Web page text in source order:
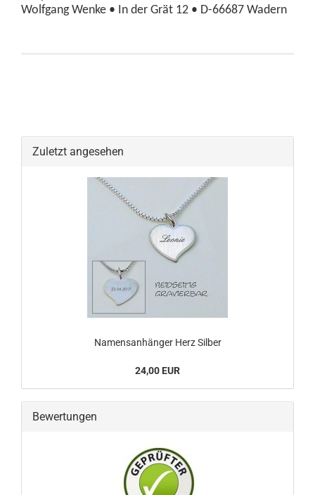
Wolfgang Wenke • In der Grät 12 • D-66687 Wadern
Zuletzt angesehen
Namensanhänger Herz Silber
24,00 EUR
Bewertungen